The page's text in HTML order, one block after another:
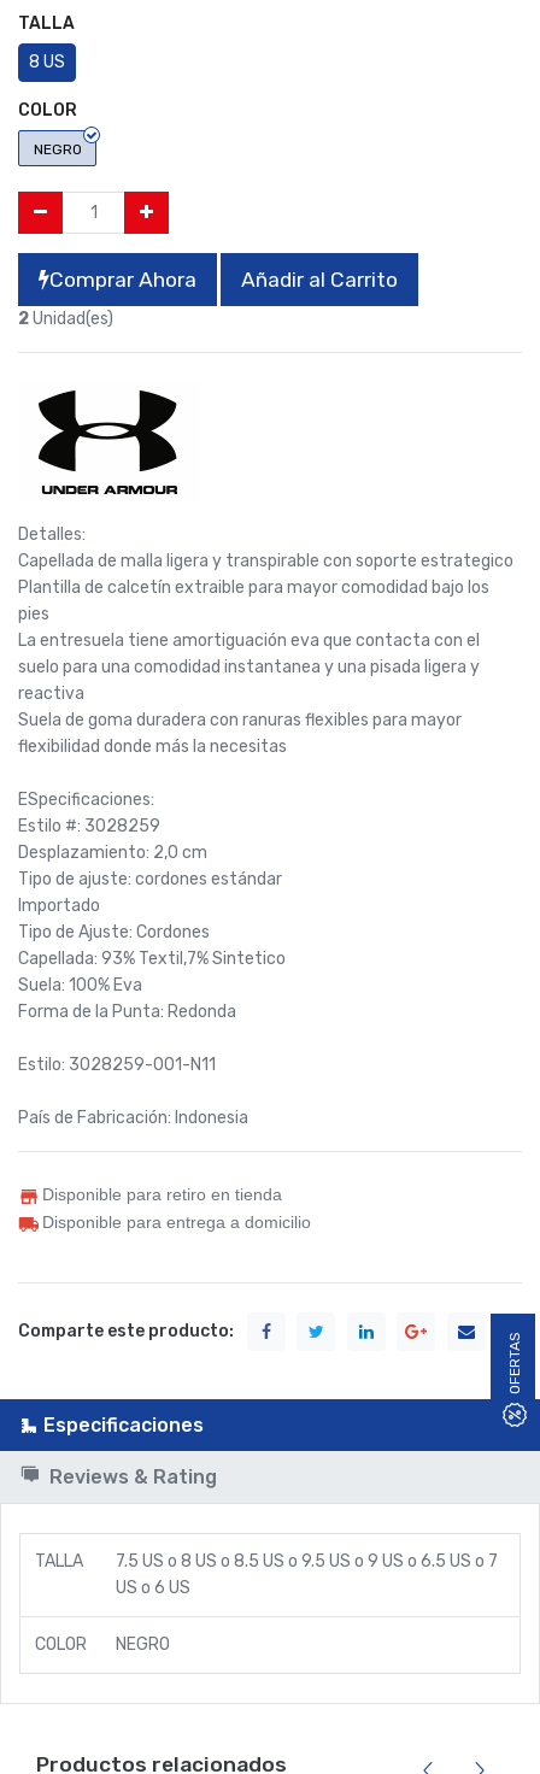
OFERTAS
TALLA
8 US
COLOR
NEGRO
Comprar Ahora Añadir al Carrito
2Unidad(es)
Detalles:
Capellada de malla ligera y transpirable con soporte estrategico
Plantilla de calcetín extraible para mayor comodidad bajo los
pies
La entresuela tiene amortiguación eva que contacta con el
suelo para una comodidad instantanea y una pisada ligera y
reactiva
Suela de goma duradera con ranuras flexibles para mayor
flexibilidad donde más la necesitas
ESpecificaciones:
Estilo #: 3028259
Desplazamiento: 2,0 cm
Tipo de ajuste: cordones estándar
Importado
Tipo de Ajuste: Cordones
Capellada: 93% Textil,7% Sintetico
Suela: 100% Eva
Forma de la Punta: Redonda
Estilo: 3028259-001-N11
País de Fabricación: Indonesia
Disponible para retiro en tienda
Disponible para entrega a domicilio
Comparte este producto:
Especificaciones
Reviews & Rating
TALLA 7.5 US o 8 US o 8.5 US o 9.5 US o 9 US o 6.5 US o 7
US o 6 US
COLOR NEGRO
Productos relacionados